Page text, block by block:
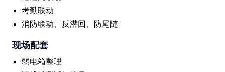
考勤联动
消防联动、反潜回、防尾随
现场配套
弱电箱整理